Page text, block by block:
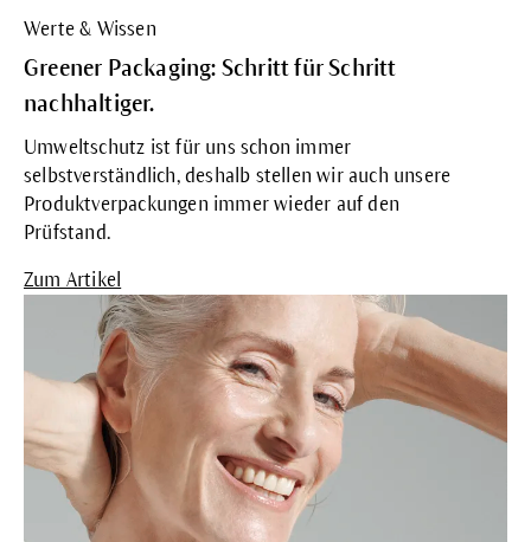
Werte & Wissen
Greener Packaging: Schritt für Schritt
nachhaltiger.
Umweltschutz ist für uns schon immer
selbstverständlich, deshalb stellen wir auch unsere
Produktverpackungen immer wieder auf den
Prüfstand.
Zum Artikel